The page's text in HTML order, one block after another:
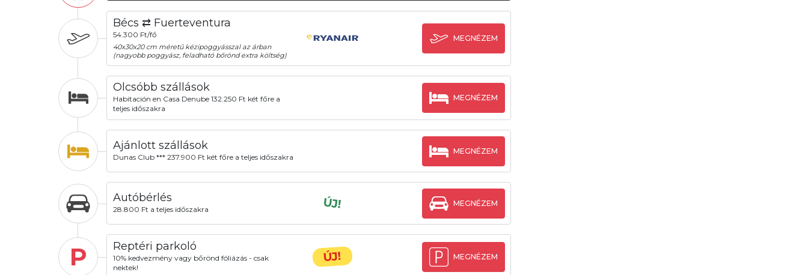
Bécs ⇄ Fuerteventura
54.300 Ft/fő
40x30x20 cm méretű kézipoggyásszal az árban
(nagyobb poggyász, feladható bőrönd extra költség)
MEGNÉZEM
Olcsóbb szállások
Habitación en Casa Denube 132.250 Ft két főre a
teljes időszakra
MEGNÉZEM
Ajánlott szállások
Dunas Club *** 237.900 Ft két főre a teljes időszakra
MEGNÉZEM
Autóbérlés
28.800 Ft a teljes időszakra ÚJ! MEGNÉZEM
P Reptéri parkoló
10% kedvezmény vagy bőrönd fóliázás - csak
nektek!
ÚJ! MEGNÉZEM